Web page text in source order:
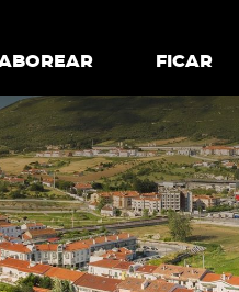
SABOREAR FICAR
FICAR